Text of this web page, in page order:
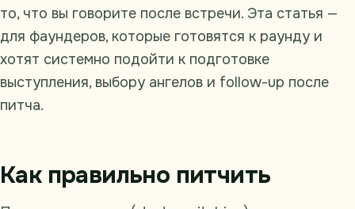
то, что вы говорите после встречи. Эта статья —
для фаундеров, которые готовятся к раунду и
хотят системно подойти к подготовке
выступления, выбору ангелов и follow-up после
питча.
Как правильно питчить